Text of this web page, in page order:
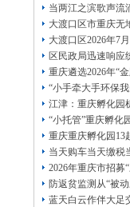
包含（核名、 财务章
可上门服务哦！（
咨询热线：办营业执
章、
发人私章）若同时
本公司注册公司：
当两江之滨歌声流
大渡口区市重庆无
大渡口区2026年7
区民政局迅速响应
重庆遴选2026年“
“小手牵大手环保
江津：重庆孵化园
“小托管”重庆孵
重庆重庆孵化园13
当天购车当天缴税
2026年重庆市招募
防返贫监测从“被
蓝天白云作伴大足